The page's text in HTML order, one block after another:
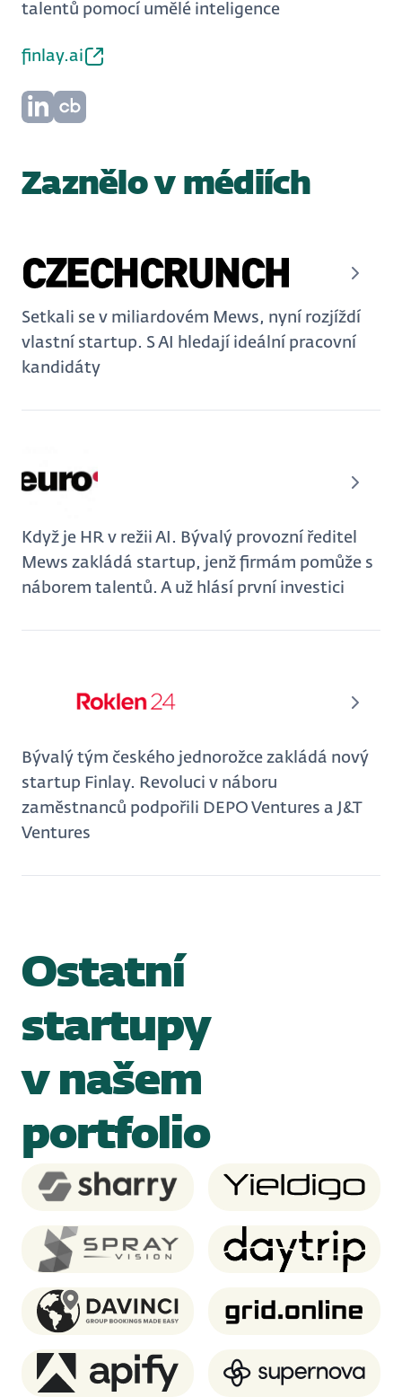
talentů pomocí umělé inteligence
finlay.ai
Zaznělo v médiích
Setkali se v miliardovém Mews, nyní rozjíždí
vlastní startup. S AI hledají ideální pracovní
kandidáty
Když je HR v režii AI. Bývalý provozní ředitel
Mews zakládá startup, jenž firmám pomůže s
náborem talentů. A už hlásí první investici
Bývalý tým českého jednorožce zakládá nový
startup Finlay. Revoluci v náboru
zaměstnanců podpořili DEPO Ventures a J&T
Ventures
Ostatní
startupy
v našem
portfolio
Sharry Yieldigo
SprayVision Daytrip
Davinci Travel System Grid.online
Apify Supernova.io